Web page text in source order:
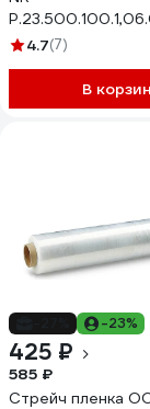
0367-001X
4.7(7)
В
-23%
425 ₽
585 ₽
Стрейч пленка